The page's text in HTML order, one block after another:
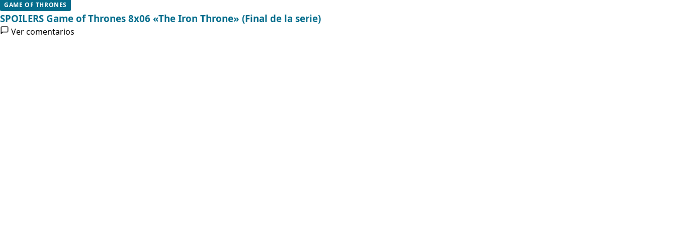
GAME OF THRONES
SPOILERS Game of Thrones 8x06 «The Iron Throne» (Final de la serie)
Ver comentarios